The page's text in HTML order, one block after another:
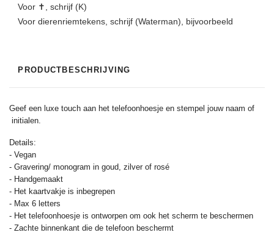
Voor ✝, schrijf (K)
Voor dierenriemtekens, schrijf (Waterman), bijvoorbeeld
PRODUCTBESCHRIJVING
Geef een luxe touch aan het telefoonhoesje en stempel jouw naam of
initialen.
Details:
- Vegan
- Gravering/ monogram in goud, zilver of rosé
- Handgemaakt
- Het kaartvakje is inbegrepen
- Max 6 letters
- Het telefoonhoesje is ontworpen om ook het scherm te beschermen
- Zachte binnenkant die de telefoon beschermt